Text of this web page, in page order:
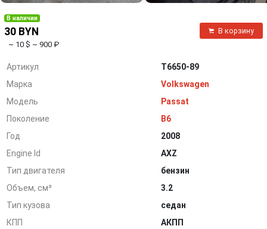
В наличии
30 BYN
~ 10 $ ~ 900 ₽
В корзину
Артикул
T6650-89
Марка
Volkswagen
Модель
Passat
Поколение
B6
Год
2008
Engine Id
AXZ
Тип двигателя
бензин
Объем, см³
3.2
Тип кузова
седан
КПП
АКПП